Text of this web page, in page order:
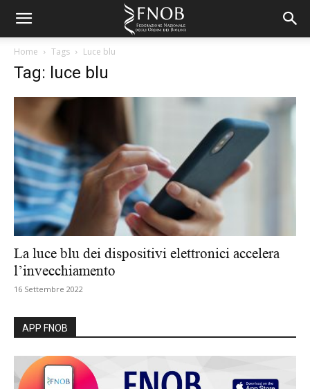
Home Tags Luce blu
Tag: luce blu
La luce blu dei dispositivi elettronici accelera
l’invecchiamento
16 Settembre 2022
APP FNOB